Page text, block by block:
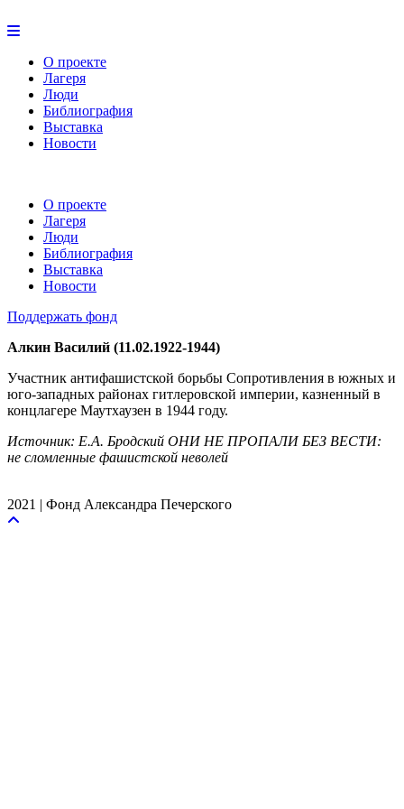
О проекте
Лагеря
Люди
Библиография
Выставка
Новости
О проекте
Лагеря
Люди
Библиография
Выставка
Новости
Поддержать фонд
Алкин Василий (11.02.1922-1944)
Участник антифашистской борьбы Сопротивления в южных и
юго-западных районах гитлеровской империи, казненный в
концлагере Маутхаузен в 1944 году.
Источник: Е.А. Бродский ОНИ НЕ ПРОПАЛИ БЕЗ ВЕСТИ:
не сломленные фашистской неволей
2021 | Фонд Александра Печерского